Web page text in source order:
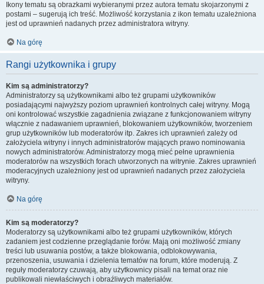
Ikony tematu są obrazkami wybieranymi przez autora tematu skojarzonymi z
postami – sugerują ich treść. Możliwość korzystania z ikon tematu uzależniona
jest od uprawnień nadanych przez administratora witryny.
Na górę
Rangi użytkownika i grupy
Kim są administratorzy?
Administratorzy są użytkownikami albo też grupami użytkowników
posiadającymi najwyższy poziom uprawnień kontrolnych całej witryny. Mogą
oni kontrolować wszystkie zagadnienia związane z funkcjonowaniem witryny
włącznie z nadawaniem uprawnień, blokowaniem użytkowników, tworzeniem
grup użytkowników lub moderatorów itp. Zakres ich uprawnień zależy od
założyciela witryny i innych administratorów mających prawo nominowania
nowych administratorów. Administratorzy mogą mieć pełne uprawnienia
moderatorów na wszystkich forach utworzonych na witrynie. Zakres uprawnień
moderacyjnych uzależniony jest od uprawnień nadanych przez założyciela
witryny.
Na górę
Kim są moderatorzy?
Moderatorzy są użytkownikami albo też grupami użytkowników, których
zadaniem jest codzienne przeglądanie forów. Mają oni możliwość zmiany
treści lub usuwania postów, a także blokowania, odblokowywania,
przenoszenia, usuwania i dzielenia tematów na forum, które moderują. Z
reguły moderatorzy czuwają, aby użytkownicy pisali na temat oraz nie
publikowali niewłaściwych i obraźliwych materiałów.